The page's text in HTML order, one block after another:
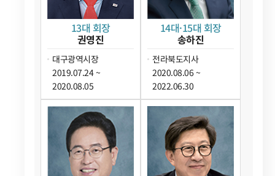
13대 회장
권영진
대구광역시장
2019.07.24 ~
2020.08.05
14대·15대 회장
송하진
전라북도지사
2020.08.06 ~
2022.06.30